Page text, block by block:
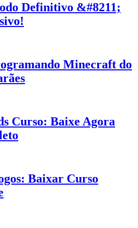
Definitivo &#8211;
Minecraft do
Curso: Baixe Agora
Baixar Curso